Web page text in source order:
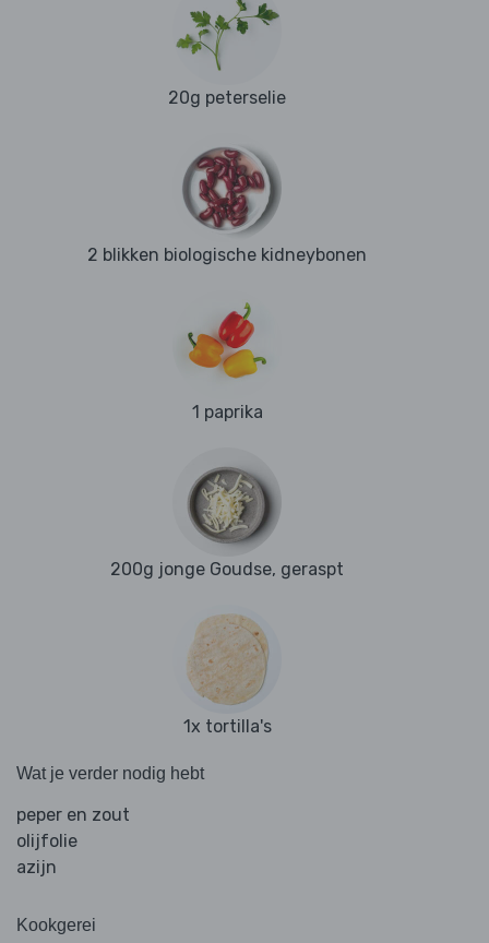
20g peterselie
2 blikken biologische kidneybonen
1 paprika
200g jonge Goudse, geraspt
1x tortilla's
Wat je verder nodig hebt
peper en zout
olijfolie
azijn
Kookgerei